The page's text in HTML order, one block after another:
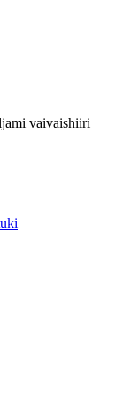
vaivaishiiri